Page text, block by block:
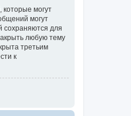
могут
могут
сохраняются для
любую тему
третьим
к